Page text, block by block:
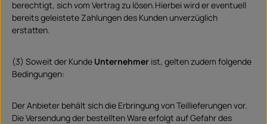
berechtigt, sich vom Vertrag zu lösen.Hierbei wird er eventuell
bereits geleistete Zahlungen des Kunden unverzüglich
erstatten.
(3) Soweit der Kunde Unternehmer ist, gelten zudem folgende
Bedingungen:
Der Anbieter behält sich die Erbringung von Teillieferungen vor.
Die Versendung der bestellten Ware erfolgt auf Gefahr des